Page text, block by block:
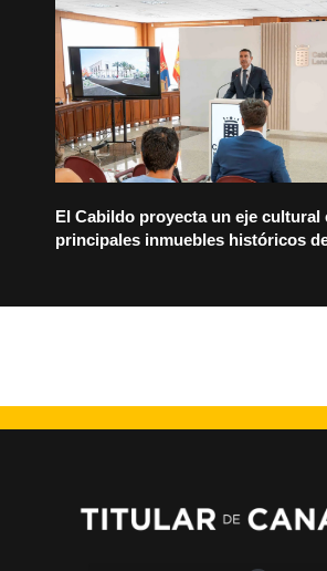
El Cabildo proyecta un eje cultural
principales inmuebles históricos